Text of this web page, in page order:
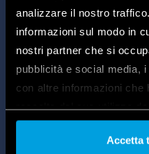
analizzare il nostro
informazioni sul modo in
nostri partner che si
pubblicità e social media,
con altre informazioni che
nostri cookie se continua
Accetta